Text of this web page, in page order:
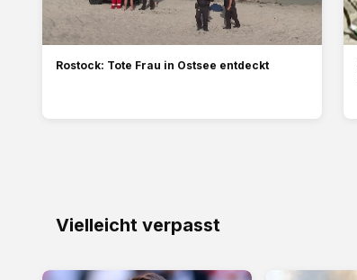
Rostock: Tote Frau in Ostsee entdeckt
Vielleicht verpasst